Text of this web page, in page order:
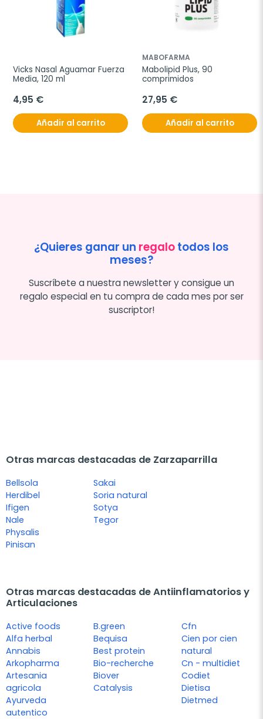
Vicks Nasal Aguamar Fuerza
Media, 120 ml
4,95 €
Añadir al carrito
MABOFARMA
Mabolipid Plus, 90
comprimidos
27,95 €
Añadir al carrito
¿Quieres ganar un regalotodos los
meses?
Suscríbete a nuestra newsletter y consigue un
regalo especial en tu compra de cada mes por ser
suscriptor!
Otras marcas destacadas de Zarzaparrilla
Bellsola
Herdibel
Ifigen
Nale
Physalis
Pinisan
Sakai
Soria natural
Sotya
Tegor
Otras marcas destacadas de Antiinflamatorios y
Articulaciones
Active foods
Alfa herbal
Annabis
Arkopharma
Artesania
agricola
Ayurveda
autentico
B.green
Bequisa
Best protein
Bio-recherche
Biover
Catalysis
Cfn
Cien por cien
natural
Cn - multidiet
Codiet
Dietisa
Dietmed